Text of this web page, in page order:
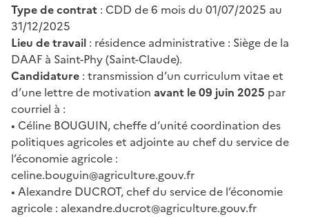
Type de contrat : CDD de 6 mois du 01/07/2025 au
31/12/2025
Lieu de travail : résidence administrative : Siège de la
DAAF à Saint-Phy (Saint-Claude).
Candidature : transmission d’un curriculum vitae et
d’une lettre de motivation avant le 09 juin 2025 par
courriel à :
• Céline BOUGUIN, cheffe d’unité coordination des
politiques agricoles et adjointe au chef du service de
l’économie agricole :
celine.bouguin@agriculture.gouv.fr
• Alexandre DUCROT, chef du service de l’économie
agricole : alexandre.ducrot@agriculture.gouv.fr